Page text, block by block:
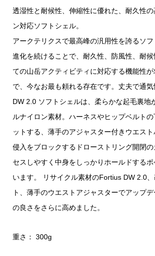
透湿性と耐候性、伸縮性に優れた、耐久性
ン対応ソフトシェル。
アークテリクスで最高峰の汎用性を誇るソフ
進化を続けることで、耐久性、防風性、耐
ての山岳アクティビティに対応する機能性
で、今なお最も頼れる存在です。丈夫で通
DW 2.0 ソフトシェルは、柔らかな起毛裏地
ルナイロン素材。ハーネスやヒップベルト
ットする、薄手のアジャスター付きウエス
侵入をブロックするドローストリング開閉
セスしやすく中身をしっかりホールドする
います。 リサイクル素材のFortius DW 2.0
ト、薄手のウエストアジャスターでアップ
の良さをさらに高めました。
重さ： 300g